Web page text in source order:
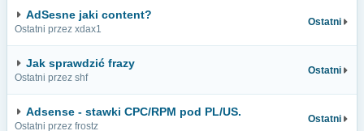
AdSesne jaki content?
Ostatni przez xdax1
Ostatni
Jak sprawdzić frazy
Ostatni przez shf
Ostatni
Adsense - stawki CPC/RPM pod PL/US.
Ostatni przez frostz
Ostatni